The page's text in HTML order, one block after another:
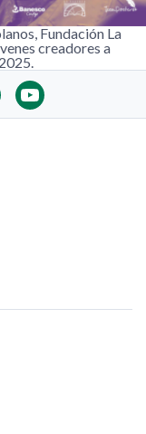
Fundación La
creadores a